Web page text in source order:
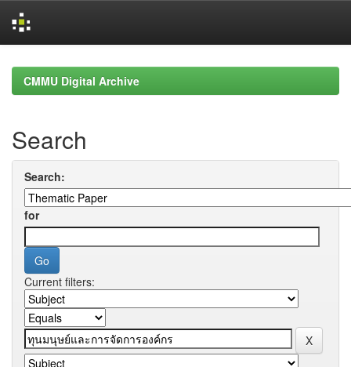
navigationCMMU Digital Archive
Search
Search:
for
Current filters: